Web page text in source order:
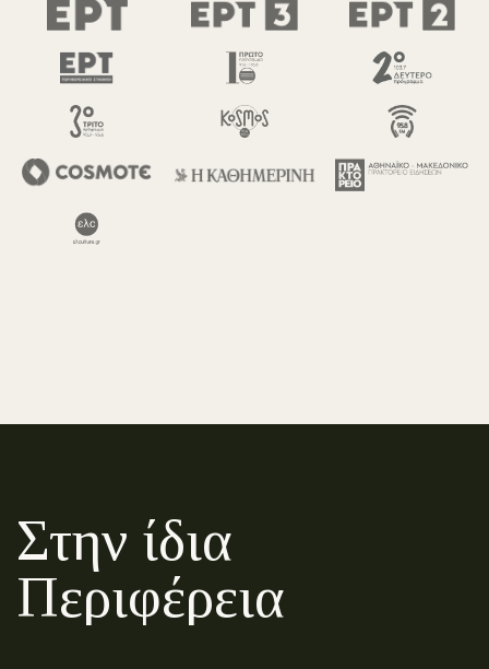
Στην ίδια
Περιφέρεια